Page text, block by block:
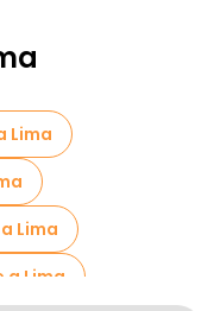
Lima
Lima
Lima